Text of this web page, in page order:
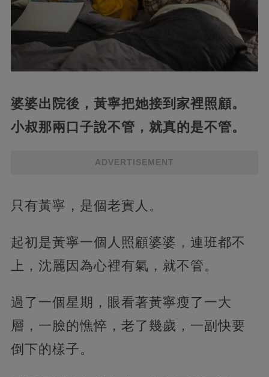
婆婆出院後，黃寧把她接到家裡照顧。
小叔那兩口子說不管，就真的是不管。
ADVERTISEMENT
只有黃寧，是個老實人。
起初是黃寧一個人照顧婆婆，連班都不
上，沈麗因為心裡有氣，就不管。
過了一個星期，眼看著黃寧瘦了一大
層，一臉的憔悴，老了幾歲，一副快要
倒下的樣子。